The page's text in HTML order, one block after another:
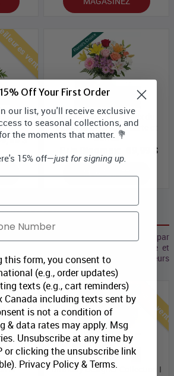
ventes
$
Bouquet de luxe - choix du
designer avec vase, carte et
truffes
69,99 $
MAGASINEZ
bouquets Collection d’artisans conçus par
Fleurs et nos artistes qui allient magie et
sublimes bouquets se composent de leurs
par nos experts floraux.
IV
Meilleures
Birthday Designer Collection I
Off Your First Order
our list, you'll receive exclusive
to seasonal collections, and
the moments that matter. 💐
15% off—just for signing up.
this form, you consent to
(e.g., order updates)
texts (e.g., cart reminders)
Canada including texts sent by
is not a condition of
& data rates may apply. Msg
Unsubscribe at any time by
or clicking the unsubscribe link
Privacy Policy&Terms.